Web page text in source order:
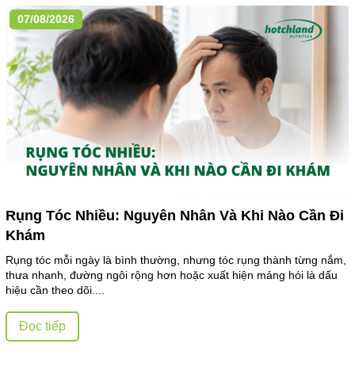
07/08/2026
Rụng Tóc Nhiều: Nguyên Nhân Và Khi Nào Cần Đi
Khám
Rụng tóc mỗi ngày là bình thường, nhưng tóc rụng thành từng nắm,
thưa nhanh, đường ngôi rộng hơn hoặc xuất hiện mảng hói là dấu
hiệu cần theo dõi....
Đọc tiếp